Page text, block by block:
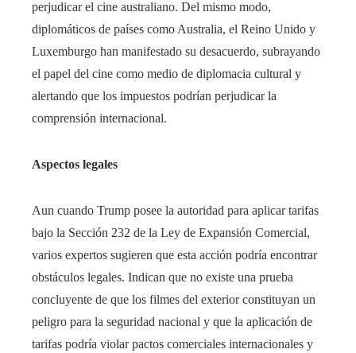
perjudicar el cine australiano. Del mismo modo,
diplomáticos de países como Australia, el Reino Unido y
Luxemburgo han manifestado su desacuerdo, subrayando
el papel del cine como medio de diplomacia cultural y
alertando que los impuestos podrían perjudicar la
comprensión internacional.
Aspectos legales
Aun cuando Trump posee la autoridad para aplicar tarifas
bajo la Sección 232 de la Ley de Expansión Comercial,
varios expertos sugieren que esta acción podría encontrar
obstáculos legales. Indican que no existe una prueba
concluyente de que los filmes del exterior constituyan un
peligro para la seguridad nacional y que la aplicación de
tarifas podría violar pactos comerciales internacionales y